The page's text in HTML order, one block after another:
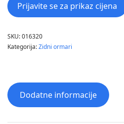
Prijavite se za prikaz cijena
SKU:016320
Kategorija:Zidni ormari
Dodatne informacije